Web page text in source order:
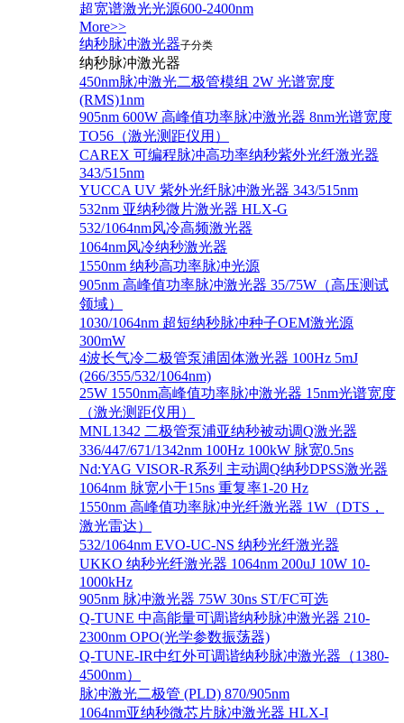
超宽谱激光光源600-2400nm
More>>
纳秒脉冲激光器子分类
纳秒脉冲激光器
450nm脉冲激光二极管模组 2W 光谱宽度
(RMS)1nm
905nm 600W 高峰值功率脉冲激光器 8nm光谱宽度
TO56（激光测距仪用）
CAREX 可编程脉冲高功率纳秒紫外光纤激光器
343/515nm
YUCCA UV 紫外光纤脉冲激光器 343/515nm
532nm 亚纳秒微片激光器 HLX-G
532/1064nm风冷高频激光器
1064nm风冷纳秒激光器
1550nm 纳秒高功率脉冲光源
905nm 高峰值功率脉冲激光器 35/75W（高压测试
领域）
1030/1064nm 超短纳秒脉冲种子OEM激光源
300mW
4波长气冷二极管泵浦固体激光器 100Hz 5mJ
(266/355/532/1064nm)
25W 1550nm高峰值功率脉冲激光器 15nm光谱宽度
（激光测距仪用）
MNL1342 二极管泵浦亚纳秒被动调Q激光器
336/447/671/1342nm 100Hz 100kW 脉宽0.5ns
Nd:YAG VISOR-R系列 主动调Q纳秒DPSS激光器
1064nm 脉宽小于15ns 重复率1-20 Hz
1550nm 高峰值功率脉冲光纤激光器 1W（DTS，
激光雷达）
532/1064nm EVO-UC-NS 纳秒光纤激光器
UKKO 纳秒光纤激光器 1064nm 200uJ 10W 10-
1000kHz
905nm 脉冲激光器 75W 30ns ST/FC可选
Q-TUNE 中高能量可调谐纳秒脉冲激光器 210-
2300nm OPO(光学参数振荡器)
Q-TUNE-IR中红外可调谐纳秒脉冲激光器（1380-
4500nm）
脉冲激光二极管 (PLD) 870/905nm
1064nm亚纳秒微芯片脉冲激光器 HLX-I